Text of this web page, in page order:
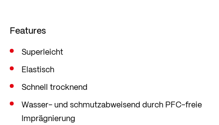
umweltfreundlichen PFC-freien Imprägnierung ist
die Shorts sogar wasserabweisend.
Laser-cut Ventilationslöcher sorgen für
zusätzliche Belüftung.
Features
Superleicht
Elastisch
Schnell trocknend
Wasser- und schmutzabweisend durch PFC-freie
Imprägnierung